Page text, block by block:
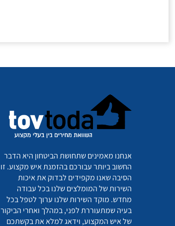
אנחנו מאמינים שתחושת הביטחון היא הדבר
החשוב ביותר עבורכם בהזמנת איש מקצוע. זו
הסיבה שאנו מקפידים לבדוק את איכות
השירות של המומלצים שלנו בכל עבודה
מחדש. מוקד השירות שלנו ערוך לטפל בכל
בעיה שמתעוררת לפני, במהלך ואחרי הביקור
של איש המקצוע, וידאג למלא את בקשתכם